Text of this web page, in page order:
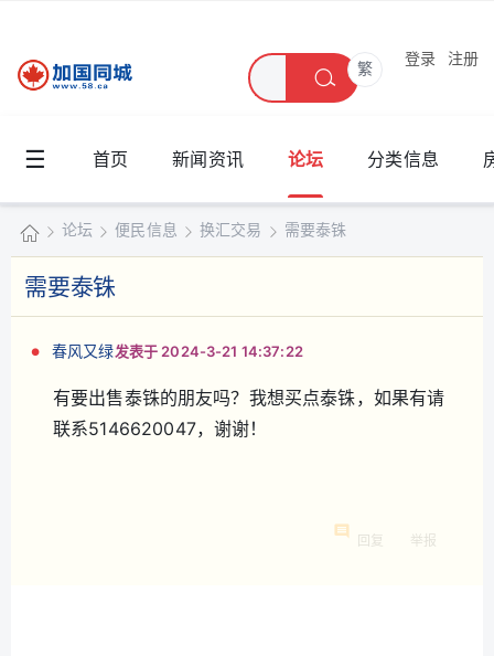
繁
登录 注册
☰ 首页 新闻资讯 论坛 分类信息
国
论坛 便民信息 换汇交易 需要泰铢
需要泰铢
春风又绿发表于 2024-3-21 14:37:22
有要出售泰铢的朋友吗？我想买点泰铢，如果有请
联系5146620047，谢谢！
回复 举报